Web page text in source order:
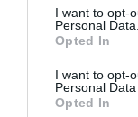
I want to opt-
Personal Data.
Opted In
I want to opt-
Personal
Opted In
frías invernales
y los bulbos
recomendable
resguardarlas